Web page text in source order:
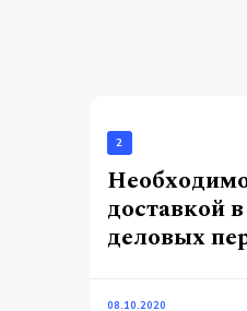
2
доставкой
деловых
08.10.2020